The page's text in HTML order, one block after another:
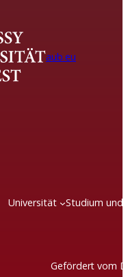
aub.eu
Universität Studium und
Gefördert vom